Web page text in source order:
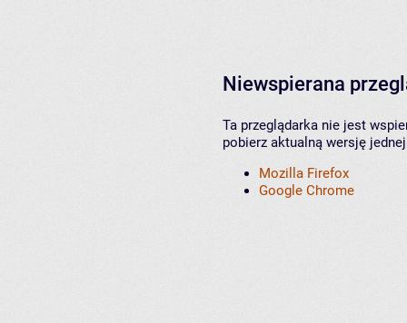
Niewspierana
Ta przeglądarka nie jest
pobierz aktualną wersję
Mozilla Firefox
Google Chrome